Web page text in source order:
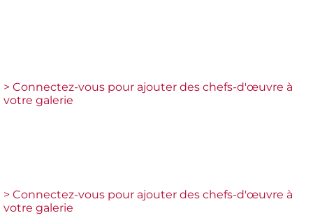
> Connectez-vous pour ajouter des chefs-d'œuvre à
votre galerie
> Connectez-vous pour ajouter des chefs-d'œuvre à
votre galerie